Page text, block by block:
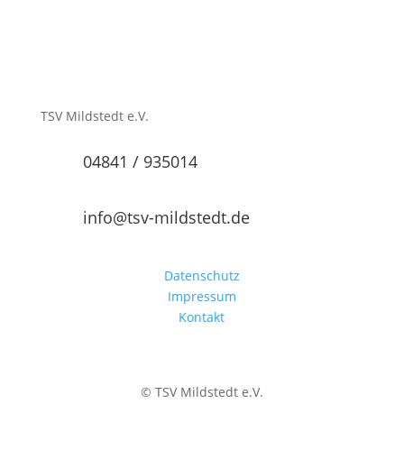
TSV Mildstedt e.V.
04841 / 935014
info@tsv-mildstedt.de
Datenschutz
Impressum
Kontakt
© TSV Mildstedt e.V.